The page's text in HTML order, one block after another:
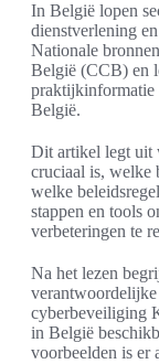
In België lopen
dienstverlening
Nationale
België (CCB) en
praktijkinformatie
België.
Dit artikel legt uit
cruciaal is, welke
welke
stappen en tools
verbeteringen te
Na het lezen
cyberbeveiliging
in België
voorbeelden is er